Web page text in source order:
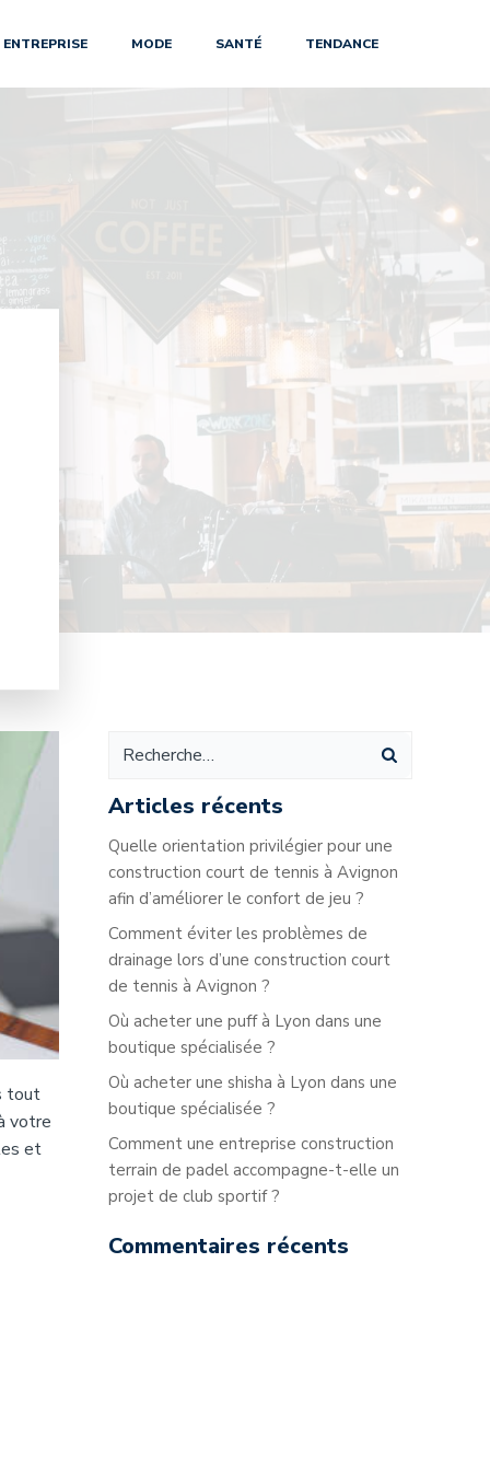
ENTREPRISE MODE SANTÉ TENDANCE
tout
votre
et
Articles récents
Quelle orientation privilégier pour une
construction court de tennis à Avignon
afin d’améliorer le confort de jeu ?
Comment éviter les problèmes de
drainage lors d’une construction court
de tennis à Avignon ?
Où acheter une puff à Lyon dans une
boutique spécialisée ?
Où acheter une shisha à Lyon dans une
boutique spécialisée ?
Comment une entreprise construction
terrain de padel accompagne-t-elle un
projet de club sportif ?
Commentaires récents